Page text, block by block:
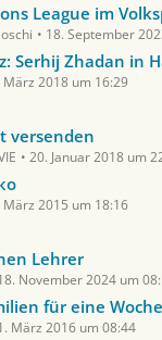
League im
18. September
Serhij Zhadan in
März 2018 um 16:29
versenden
20. Januar 2018 um
März 2015 um 18:16
Lehrer
November 2024 um
für eine
März 2016 um 08:44